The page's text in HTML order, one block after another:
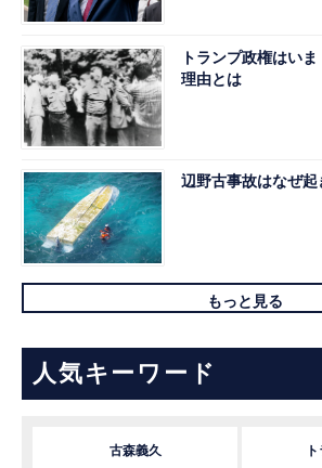
トランプ政権はい
理由とは
辺野古事故はなぜ起
もっと見る
人気キーワード
古森義久